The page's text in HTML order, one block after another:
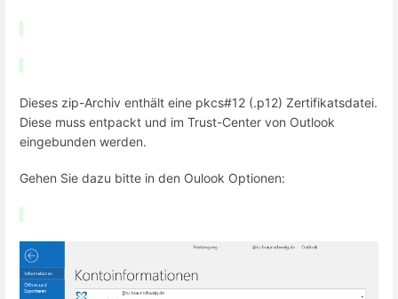
Dieses zip-Archiv enthält eine pkcs#12 (.p12) Zertifikatsdatei.
Diese muss entpackt und im Trust-Center von Outlook
eingebunden werden.
Gehen Sie dazu bitte in den Oulook Optionen: